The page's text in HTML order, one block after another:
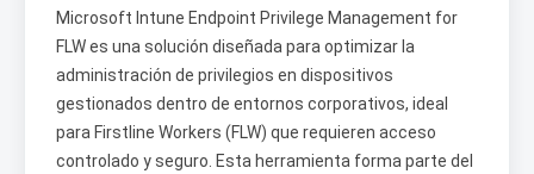
Microsoft Intune Endpoint Privilege Management for
FLW es una solución diseñada para optimizar la
administración de privilegios en dispositivos
gestionados dentro de entornos corporativos, ideal
para Firstline Workers (FLW) que requieren acceso
controlado y seguro. Esta herramienta forma parte del